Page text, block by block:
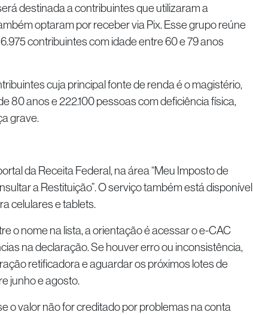
destinada a contribuintes que utilizaram a
optaram por receber via Pix. Esse grupo reúne
contribuintes com idade entre 60 e 79 anos
cuja principal fonte de renda é o magistério,
80 anos e 222.100 pessoas com deficiência física,
grave.
da Receita Federal, na área “Meu Imposto de
a Restituição”. O serviço também está disponível
celulares e tablets.
o nome na lista, a orientação é acessar o e-CAC
na declaração. Se houver erro ou inconsistência,
retificadora e aguardar os próximos lotes de
junho e agosto.
o valor não for creditado por problemas na conta